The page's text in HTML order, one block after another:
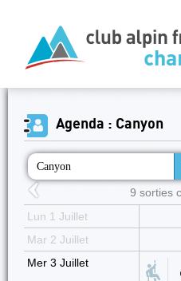
Agenda : Canyon
Canyon
9 sorties
Lun 1 Juillet
Mar 2 Juillet
Mer 3 Juillet